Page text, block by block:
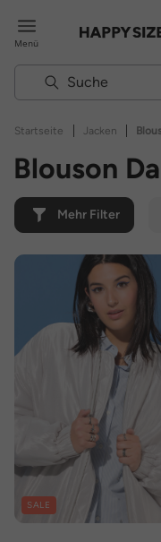
Menü
Startseite | Jacken |
Blouson
Mehr Filter
SALE